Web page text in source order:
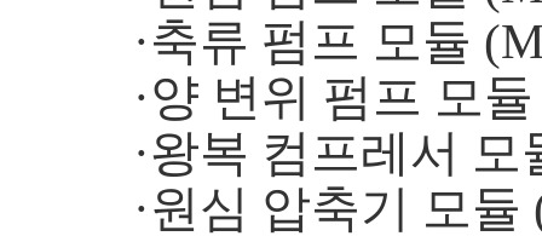
·축류 펌프 모듈
·양 변위 펌프 모
·왕복 컴프레서 모
·원심 압축기 모듈